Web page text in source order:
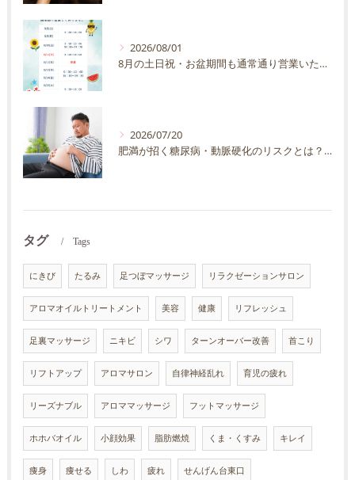
2026/08/01
8月の土日祝・お盆期間も通常通り営業いたします
2026/07/20
肥満が招く糖尿病・動脈硬化のリスクとは？30代40代男性が今すぐ始めたい予防法を徹底解説
タグ Tags
にきび たるみ 足つぼマッサージ リラクゼーションサロン
アロマオイルトリートメント 美容 健康 リフレッシュ
足裏マッサージ ニキビ シワ ターンオーバー改善 首こり
リフトアップ アロマサロン 自律神経乱れ 育児の疲れ
リーズナブル アロママッサージ フットマッサージ
ホホバオイル 小顔効果 脂肪燃焼 くま・くすみ キレイ
痩身 痩せる しわ 疲れ せんげん台東口